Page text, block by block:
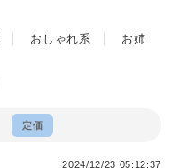
おしゃれ系 お姉
定価
2024/12/23 05:12:37